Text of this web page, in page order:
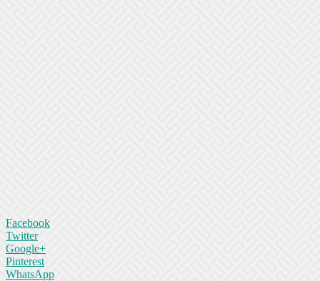
Facebook
Twitter
Google+
Pinterest
WhatsApp